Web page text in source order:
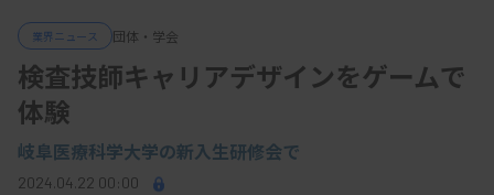
業界ニュース 団体・学会
検査技師キャリアデザインをゲームで
体験
岐阜医療科学大学の新入生研修会で
2024.04.22 00:00